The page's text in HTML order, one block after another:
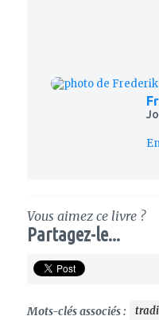
Vous aimez ce livre ?
Partagez-le...
Mots-clés associés :